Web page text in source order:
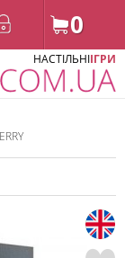
0
НАСТІЛЬНІІГРИ